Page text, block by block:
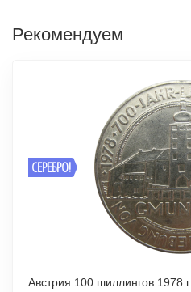
Рекомендуем
СЕРЕБРО!
Австрия 100 шиллингов 1978 г. 700-летие города